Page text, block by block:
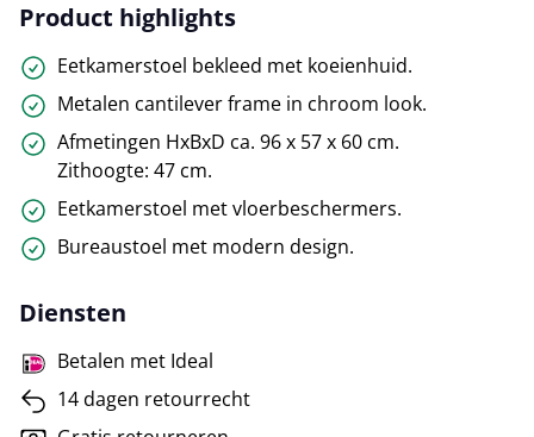
Product highlights
Eetkamerstoel bekleed met koeienhuid.
Metalen cantilever frame in chroom look.
Afmetingen HxBxD ca. 96 x 57 x 60 cm.
Zithoogte: 47 cm.
Eetkamerstoel met vloerbeschermers.
Bureaustoel met modern design.
Diensten
Betalen met Ideal
14 dagen retourrecht